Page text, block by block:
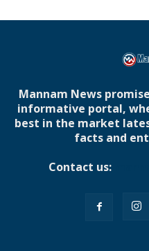
Mannam News
informative portal,
best in the market
facts and
Contact us: